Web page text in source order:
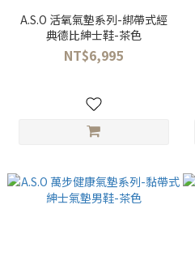
A.S.O 活氧氣墊系列-綁帶式經
典德比紳士鞋-茶色
NT$6,995